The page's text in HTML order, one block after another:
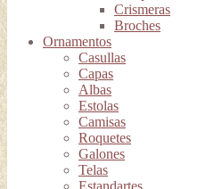
Crismeras
Broches
Ornamentos
Casullas
Capas
Albas
Estolas
Camisas
Roquetes
Galones
Telas
Estandartes